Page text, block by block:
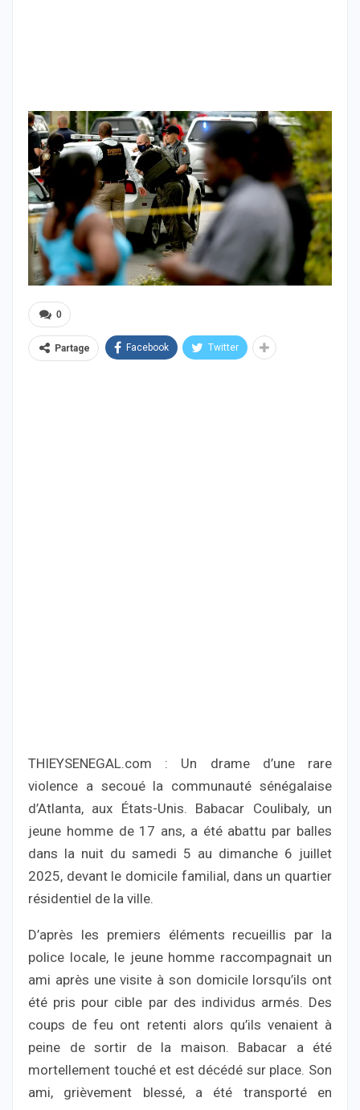
0
Partage Facebook Twitter
THIEYSENEGAL.com : Un drame d’une rare
violence a secoué la communauté sénégalaise
d’Atlanta, aux États-Unis. Babacar Coulibaly, un
jeune homme de 17 ans, a été abattu par balles
dans la nuit du samedi 5 au dimanche 6 juillet
2025, devant le domicile familial, dans un quartier
résidentiel de la ville.
D’après les premiers éléments recueillis par la
police locale, le jeune homme raccompagnait un
ami après une visite à son domicile lorsqu’ils ont
été pris pour cible par des individus armés. Des
coups de feu ont retenti alors qu’ils venaient à
peine de sortir de la maison. Babacar a été
mortellement touché et est décédé sur place. Son
ami, grièvement blessé, a été transporté en